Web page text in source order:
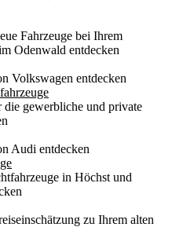
Fahrzeuge bei Ihrem
Odenwald entdecken
Volkswagen entdecken
die gewerbliche und private
Audi entdecken
in Höchst und
zu Ihrem alten